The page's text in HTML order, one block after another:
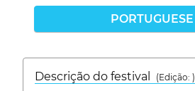
PORTUGUESE
Descrição do festival
(Edição: )